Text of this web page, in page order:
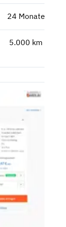
24 Monate
5.000 km